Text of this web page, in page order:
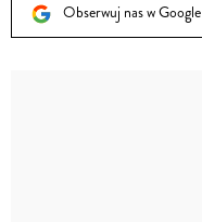
Obserwuj nas w Google